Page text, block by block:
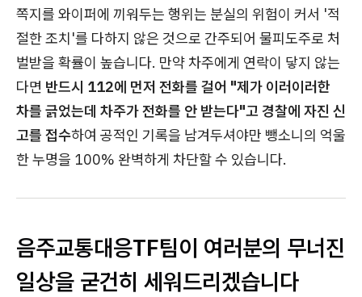
쪽지를 와이퍼에 끼워두는 행위는 분실의 위험이 커서 '적
절한 조치'를 다하지 않은 것으로 간주되어 물피도주로 처
벌받을 확률이 높습니다. 만약 차주에게 연락이 닿지 않는
다면 반드시 112에 먼저 전화를 걸어 "제가 이러이러한
차를 긁었는데 차주가 전화를 안 받는다"고 경찰에 자진 신
고를 접수하여 공적인 기록을 남겨두셔야만 뺑소니의 억울
한 누명을 100% 완벽하게 차단할 수 있습니다.
음주교통대응TF팀이 여러분의 무너진
일상을 굳건히 세워드리겠습니다